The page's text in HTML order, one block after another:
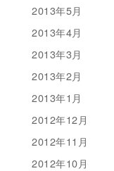
2013年5月
2013年4月
2013年3月
2013年2月
2013年1月
2012年12月
2012年11月
2012年10月